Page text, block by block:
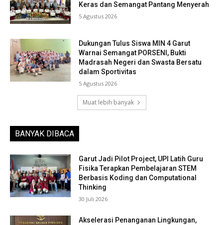
Keras dan Semangat Pantang Menyerah
5 Agustus 2026
Dukungan Tulus Siswa MIN 4 Garut
Warnai Semangat PORSENI, Bukti
Madrasah Negeri dan Swasta Bersatu
dalam Sportivitas
5 Agustus 2026
Muat lebih banyak
BANYAK DIBACA
Garut Jadi Pilot Project, UPI Latih Guru
Fisika Terapkan Pembelajaran STEM
Berbasis Koding dan Computational
Thinking
30 Juli 2026
Akselerasi Penanganan Lingkungan,